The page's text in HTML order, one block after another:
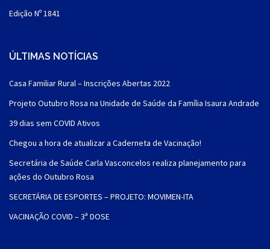
Edição Nº 1841
ÚLTIMAS NOTÍCIAS
Casa Familiar Rural – Inscrições Abertas 2022
Projeto Outubro Rosa na Unidade de Saúde da Família Isaura Andrade
39 dias sem COVID Ativos
Chegou a hora de atualizar a Caderneta de Vacinação!
Secretária de Saúde Carla Vasconcelos realiza planejamento para
ações do Outubro Rosa
SECRETÁRIA DE ESPORTES – PROJETO: MOVIMEN-ITA
VACINAÇÃO COVID – 3ª DOSE